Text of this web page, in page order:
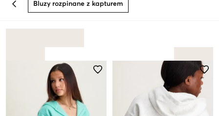
BACK Bluzy rozpinane z kapturem